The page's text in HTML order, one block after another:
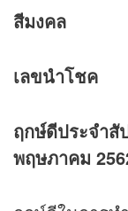
สีมงคล สี
เลขนำโชค
ฤกษ์ดีประจำ
พฤษภาคม